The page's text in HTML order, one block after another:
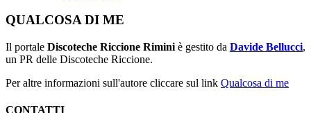
QUALCOSA DI ME
Il portale Discoteche Riccione Rimini è gestito da Davide Bellucci,
un PR delle Discoteche Riccione.
Per altre informazioni sull'autore cliccare sul link Qualcosa di me
CONTATTI